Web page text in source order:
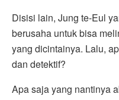
Disisi lain, Jung te-Eul
berusaha untuk bisa
yang dicintainya. Lalu,
dan detektif?
Apa saja yang nantinya